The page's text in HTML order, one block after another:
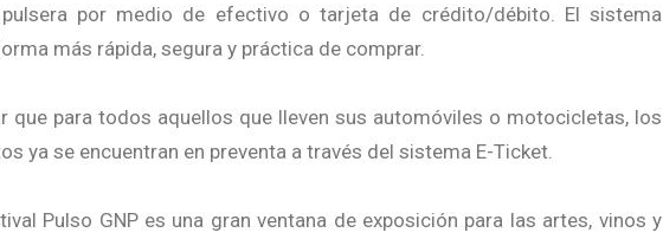
por medio de efectivo o tarjeta de crédito/débito. El sistema
más rápida, segura y práctica de comprar.
que para todos aquellos que lleven sus automóviles o motocicletas, los
ya se encuentran en preventa a través del sistema E-Ticket.
Pulso GNP es una gran ventana de exposición para las artes, vinos y